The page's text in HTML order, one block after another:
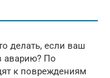
делать, если ваш
аварию? По
к повреждениям